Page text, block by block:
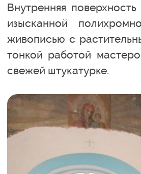
Внутренняя
изысканной
живописью с
тонкой работой
свежей штукатурке.